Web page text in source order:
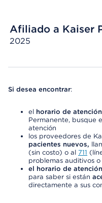
Afiliado a Kaiser
2025
Si desea encontrar:
el horario de atención
Permanente, busque
atención
los proveedores de
pacientes nuevos,
(sin costo) o al 711
problemas auditivos
el horario de atención
para saber si están
directamente a sus